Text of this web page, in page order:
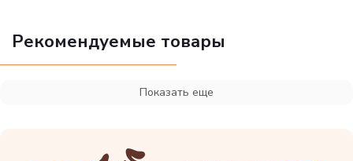
Рекомендуемые товары
Показать еще